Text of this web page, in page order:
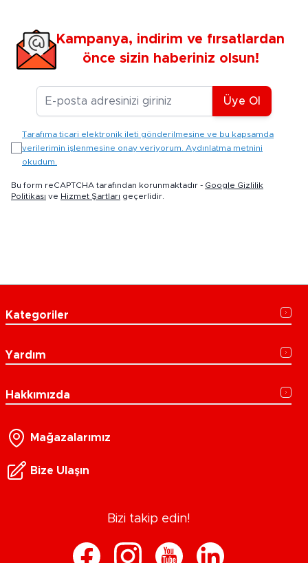
Kampanya, indirim ve fırsatlardan
önce sizin haberiniz olsun!
E-posta Adresiniz
Üye Ol
Tarafıma ticari elektronik ileti gönderilmesine ve bu kapsamda
verilerimin işlenmesine onay veriyorum. Aydınlatma metnini
okudum.
Bu form reCAPTCHA tarafından korunmaktadır - Google Gizlilik
Politikası ve Hizmet Şartları geçerlidir.
Kategoriler
Yardım
Hakkımızda
Mağazalarımız
Bize Ulaşın
Bizi takip edin!